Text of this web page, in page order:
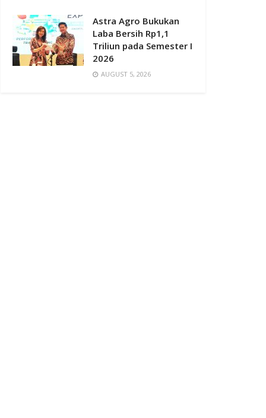
Astra Agro Bukukan
Laba Bersih Rp1,1
Triliun pada Semester I
2026
AUGUST 5, 2026